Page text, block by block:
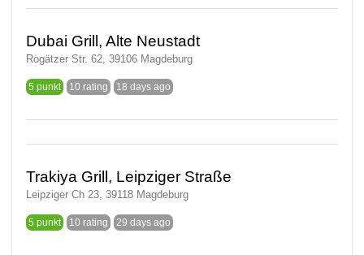
Dubai Grill, Alte Neustadt
Rogätzer Str. 62, 39106 Magdeburg
5 punkt 10 rating 18 days ago
Trakiya Grill, Leipziger Straße
Leipziger Ch 23, 39118 Magdeburg
5 punkt 10 rating 29 days ago